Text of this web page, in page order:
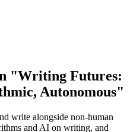
"Writing Futures:
Autonomous"
write alongside non-human
and AI on writing, and